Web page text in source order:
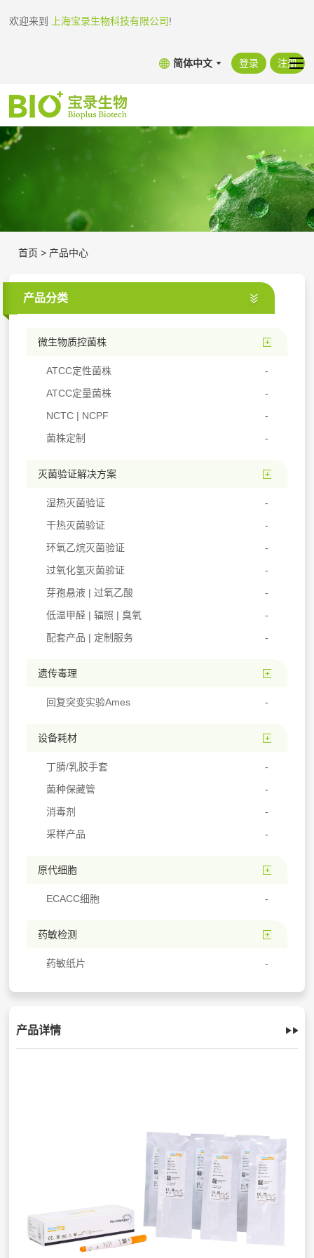
欢迎来到 上海宝录生物科技有限公司!
简体中文 登录 注册
首页 > 产品中心
产品分类
微生物质控菌株
ATCC定性菌株
ATCC定量菌株
NCTC | NCPF
菌株定制
灭菌验证解决方案
湿热灭菌验证
干热灭菌验证
环氧乙烷灭菌验证
过氧化氢灭菌验证
芽孢悬液 | 过氧乙酸
低温甲醛 | 辐照 | 臭氧
配套产品 | 定制服务
遗传毒理
回复突变实验Ames
设备耗材
丁腈/乳胶手套
菌种保藏管
消毒剂
采样产品
原代细胞
ECACC细胞
药敏检测
药敏纸片
产品详情